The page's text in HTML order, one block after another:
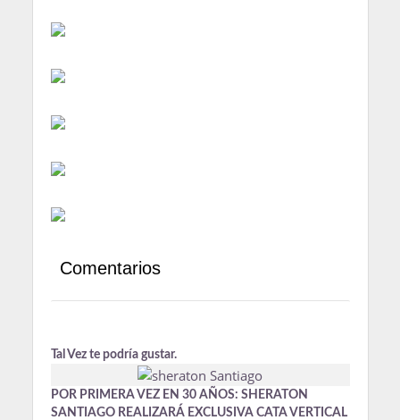
Comentarios
Tal Vez te podría gustar.
POR PRIMERA VEZ EN 30 AÑOS: SHERATON
SANTIAGO REALIZARÁ EXCLUSIVA CATA VERTICAL